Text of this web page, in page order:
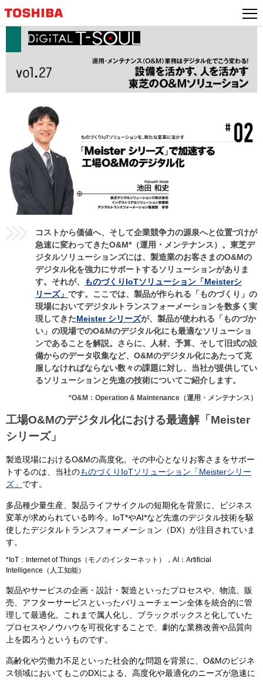
へ
ジ
プ
コストから価値へ、そして企業競争力の源泉へと位置づけが
急速に変わってきたO&M*（運用・メンテナンス）。東芝デ
ジタルソリューションズには、製造業のお客さまのO&Mの
デジタル化を強力にサポートするソリューションがありま
す。それが、
ものづくりIoTソリューション「Meisterシ
リーズ」 です。ここでは、製品が作られる「ものづくり」の
現場においてデジタルトランスフォーメーションを数多く実
現してきたMeister シリーズが、製品が使われる「ものづか
い」の現場でのO&Mのデジタル化にも最適なソリューショ
ンであることを解説。さらに、人材、予算、そして旧式の設
備からのデータ収集など、O&Mのデジタル化にあたって克
服しなければならない数々の課題に対し、当社が提供してい
るソリューションと先進の技術についてご紹介します。
*O&M：Operation & Maintenance（運用・メンテナンス）
工場O&Mのデジタル化における最適解「Meister
シリーズ」
製造現場におけるO&Mの高度化。その中心となりお客さまをサポー
トするのは、当社のものづくりIoTソリューション「Meisterシリー
ズ」 です。
多品種少量生産、製品ライフサイクルの短期化を背景に、ビジネス
変革が求められている昨今。IoT*やAI*など先進のデジタル技術を駆
使したデジタルトランスフォーメーション（DX）が注目されていま
す。
*IoT：Internet of Things（モノのインターネット），AI：Artificial
Intelligence（人工知能）
製品やサービスの企画・設計・製造といったプロセスや、物流、販
売、アフターサービスといったバリューチェーン全体を統合的に管
理して最適化。これまで属人化し、ブラックボックスと化していた
プロセスやノウハウを可視化することで、劇的な業務改善や品質向
上を図ろうというものです。
高齢化や労働力不足といった社会的な問題を背景に、O&Mのビジネ
ス領域においてもこのDXによる、高度化や最適化のニーズが急速に